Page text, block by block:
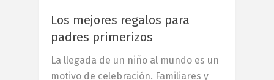
Los mejores regalos para
padres primerizos
La llegada de un niño al mundo es un
motivo de celebración. Familiares y